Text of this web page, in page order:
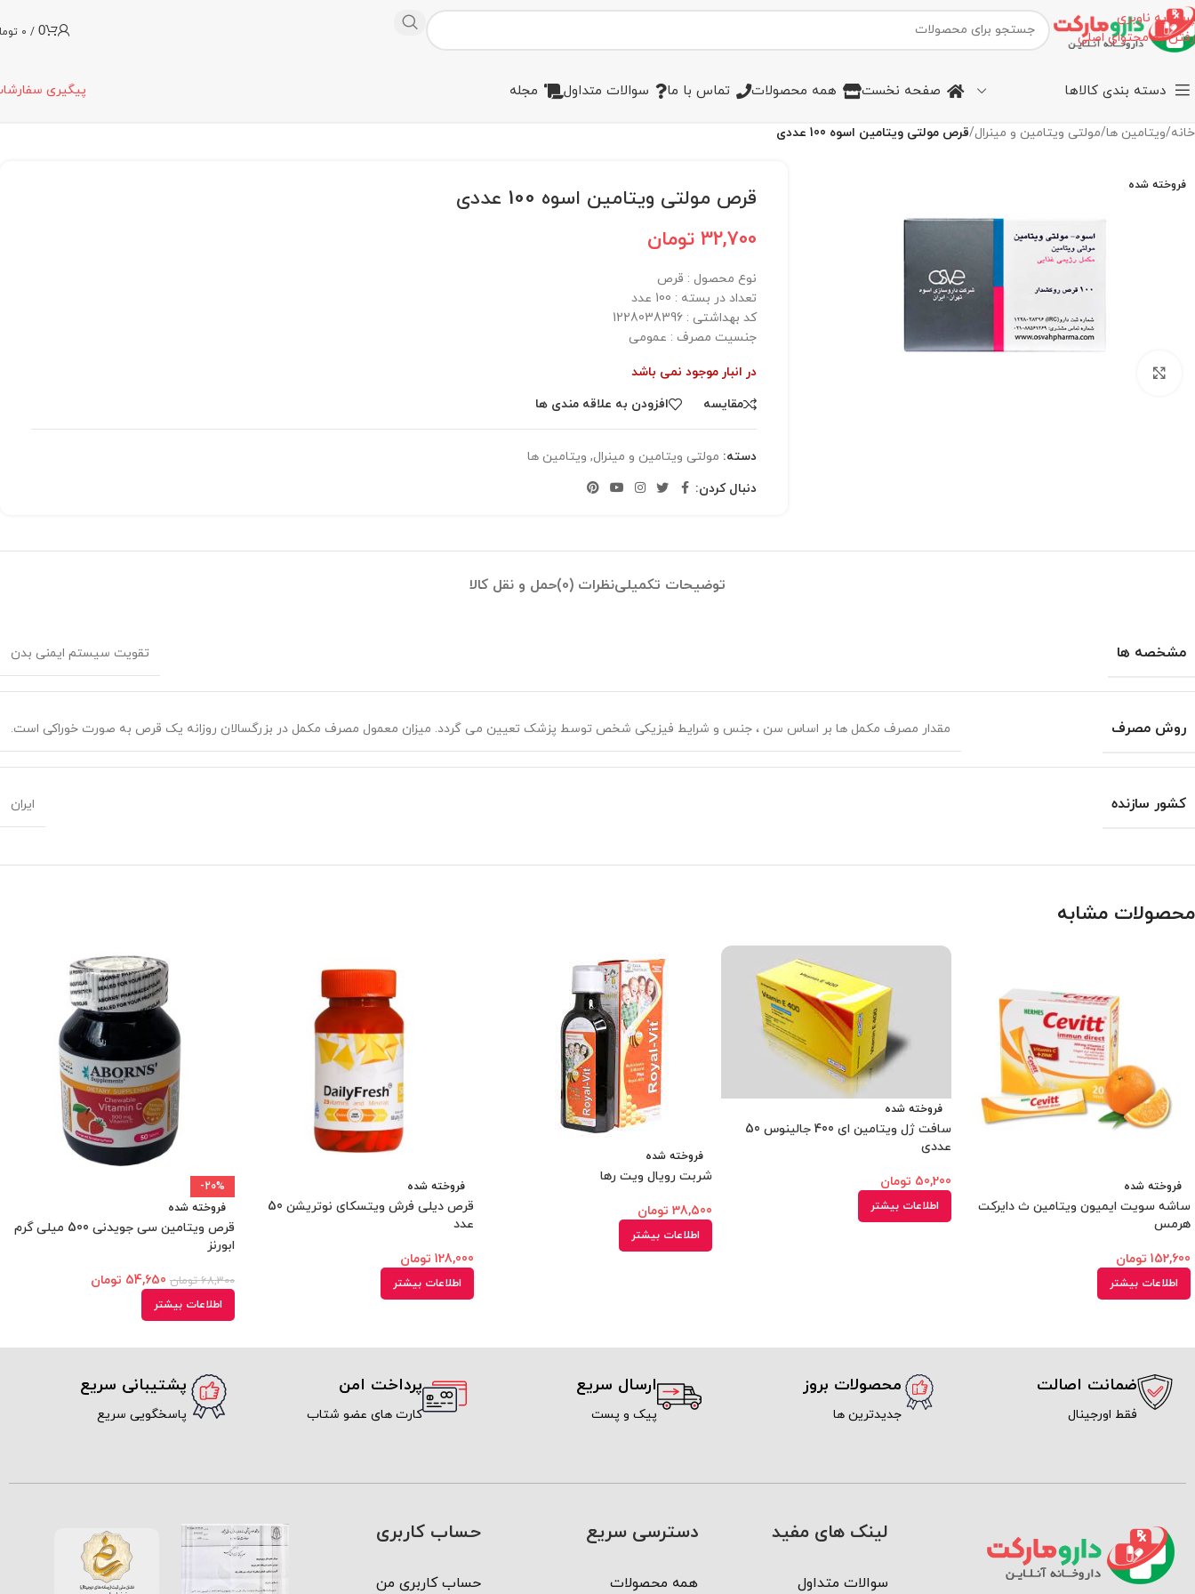
پرش به ناوبری
رفتن به محتوای اصلی
0
/
0
دسته بندی کالاها صفحه نخست همه محصولات تماس با ما سوالات متداول مجله پیگیری
خانه/ویتامین ها/مولتی ویتامین و مینرال/قرص مولتی ویتامین اسوه 100 عددی
فروخته شده
قرص مولتی ویتامین اسوه 100 عددی
32,700 تومان
نوع محصول :‌ قرص
تعداد در بسته :‌ 100 عدد
کد بهداشتی :‌ 1228038396
جنسیت مصرف :‌ عمومی
در انبار موجود نمی باشد
مقایسه
افزودن به علاقه مندی ها
دسته: مولتی ویتامین و مینرال, ویتامین ها
دنبال کردن:
توضیحات تکمیلینظرات (0) حمل و نقل کالا
مشخصه ها تقویت سیستم ایمنی بدن
روش مصرف مقدار مصرف مکمل ها بر اساس سن ، جنس و شرایط فیزیکی شخص توسط پزشک تعیین می گردد. میزان معمول مصرف مکمل در بزرگسالان روزانه یک قرص به صورت خوراکی است.
کشور سازنده ایران
محصولات مشابه
فروخته شده
ساشه سویت ایمیون ویتامین ث دایرکت
هرمس
152,600 تومان
اطلاعات بیشتر
فروخته شده
سافت ژل ویتامین ای 400 جالینوس 50
عددی
50,200 تومان
اطلاعات بیشتر
فروخته شده
شربت رویال ویت رها
38,500 تومان
اطلاعات بیشتر
فروخته شده
قرص دیلی فرش ویتسکای نوتریشن 50
عدد
128,000 تومان
اطلاعات بیشتر
-20%
فروخته شده
قرص ویتامین سی جویدنی 500 میلی گرم
ابورنز
68,300 تومان 54,650 تومان
اطلاعات بیشتر
ضمانت اصالت
فقط اورجینال
محصولات بروز
جدیدترین ها
ارسال سریع
پیک و پست
پرداخت امن
کارت های عضو شتاب
پشتیبانی سریع
پاسخگویی سریع
لینک های مفید
سوالات متداول
دسترسی سریع
همه محصولات
حساب کاربری
حساب کاربری من